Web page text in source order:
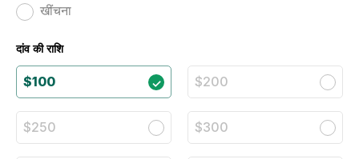
खींचना
दांव की राशि
$100 $200
$250 $300